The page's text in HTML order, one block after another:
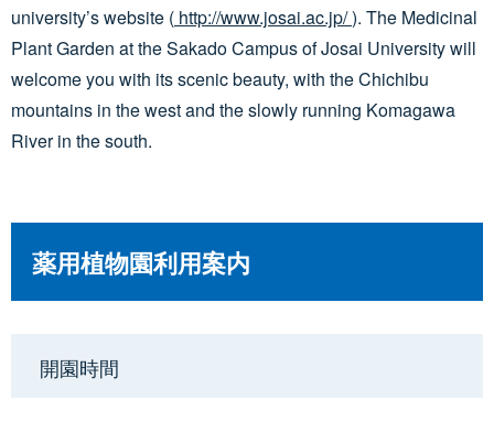
university’s website ( http://www.josai.ac.jp/). The Medicinal
Plant Garden at the Sakado Campus of Josai University will
welcome you with its scenic beauty, with the Chichibu
mountains in the west and the slowly running Komagawa
River in the south.
薬用植物園利用案内
開園時間